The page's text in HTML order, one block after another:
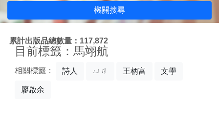
機關搜尋
累計出版品總數量：117,872
目前標籤：馬翊航
相關標籤： 詩人 ㄩㄐ 王柄富 文學
廖啟余